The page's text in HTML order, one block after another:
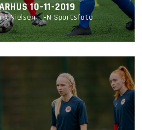
10-11-2019
Nielsen - FN Sportsfoto